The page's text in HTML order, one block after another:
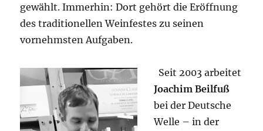
gewählt. Immerhin: Dort gehört die Eröffnung
des traditionellen Weinfestes zu seinen
vornehmsten Aufgaben.
Seit 2003 arbeitet
Joachim Beilfuß
bei der Deutsche
Welle – in der